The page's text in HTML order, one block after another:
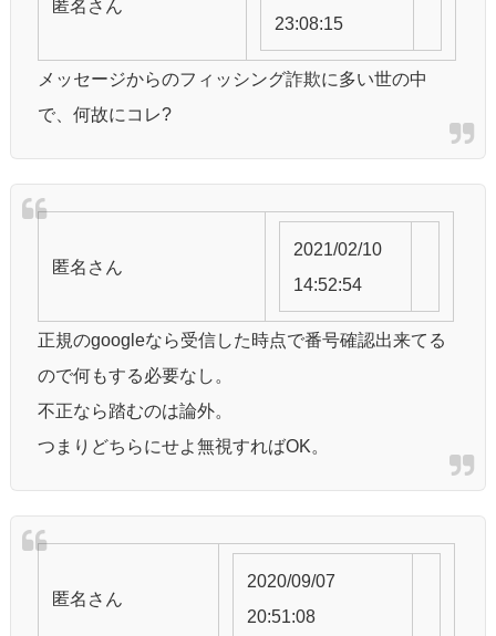
匿名 さん
23:08:15
メッセージからのフィッシング詐欺に多い世の中
で、何故にコレ?
匿名 さん
2021/02/10
14:52:54
正規のgoogleなら受信した時点で番号確認出来てる
ので何もする必要なし。
不正なら踏むのは論外。
つまりどちらにせよ無視すればOK。
匿名 さん
2020/09/07
20:51:08